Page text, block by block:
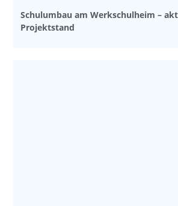
Schulumbau am Werkschulheim –
Projektstand